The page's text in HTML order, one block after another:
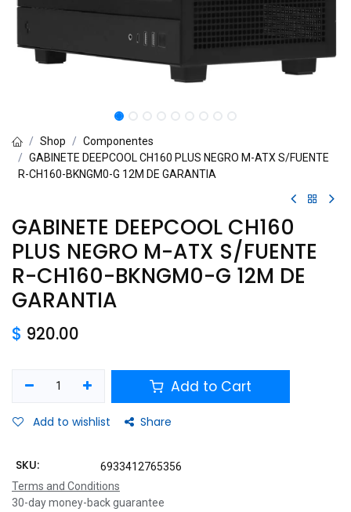
Shop
Componentes
GABINETE DEEPCOOL CH160 PLUS NEGRO M-ATX S/FUENTE
R-CH160-BKNGM0-G 12M DE GARANTIA
GABINETE DEEPCOOL CH160
PLUS NEGRO M-ATX S/FUENTE
R-CH160-BKNGM0-G 12M DE
GARANTIA
$ 920.00
Add to Cart
Add to wishlist Share
SKU:
6933412765356
Terms and Conditions
30-day money-back guarantee